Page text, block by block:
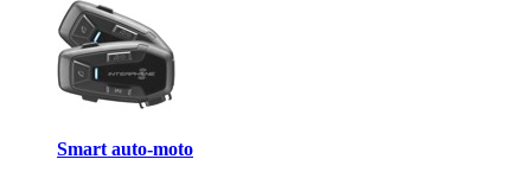
Smart auto-moto